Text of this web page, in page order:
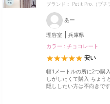
ブランド： Petit Pro.（プチ
あー
理容室
兵庫県
カラー : チョコレート
安い
幅1メートルの所に2つ購
しがしたくて購入 ちょう
隠ししたい方は不向きです